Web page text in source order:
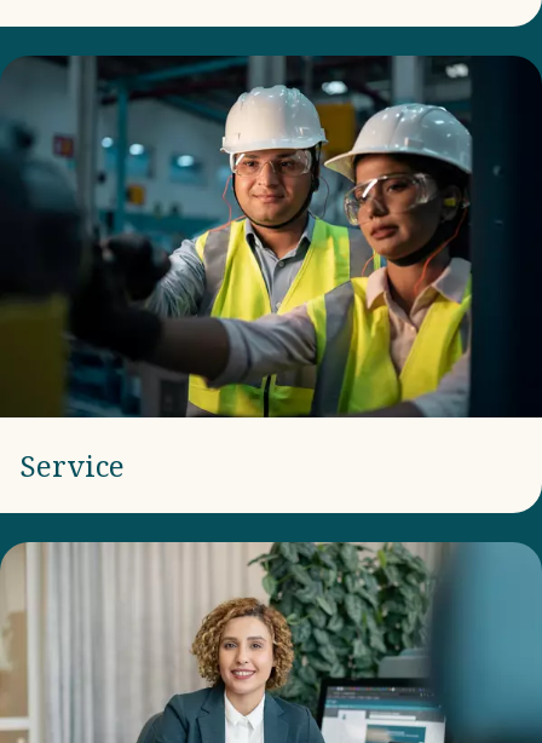
Service​